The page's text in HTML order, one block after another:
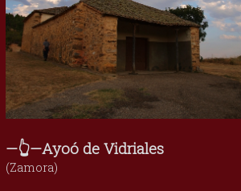
—👆—Ayoó de Vidriales
(Zamora)